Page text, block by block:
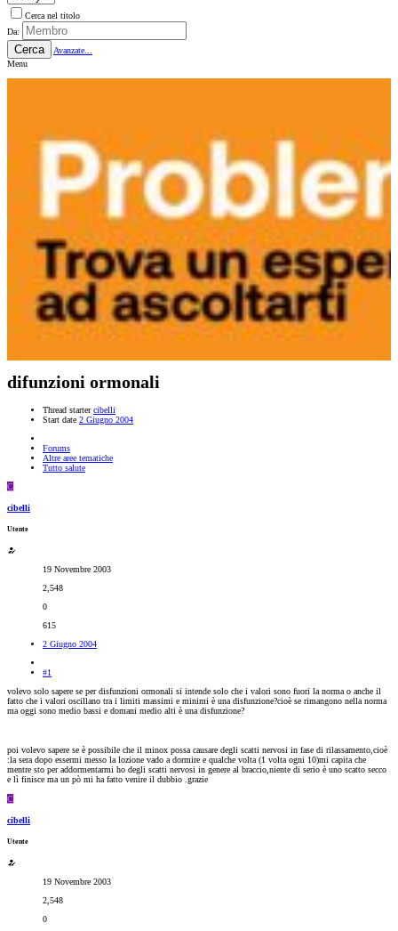
Cerca nel titolo
Da:
Cerca
Avanzate...
Menu
difunzioni ormonali
Thread starter cibelli
Start date 2 Giugno 2004
Forums
Altre aree tematiche
Tutto salute
C
cibelli
Utente
19 Novembre 2003
2,548
0
615
2 Giugno 2004
#1
volevo solo sapere se per disfunzioni ormonali si intende solo che i valori sono fuori la norma o anche il
fatto che i valori oscillano tra i limiti massimi e minimi è una disfunzione?cioè se rimangono nella norma
ma oggi sono medio bassi e domani medio alti è una disfunzione?
poi volevo sapere se è possibile che il minox possa causare degli scatti nervosi in fase di rilassamento,cioè
:la sera dopo essermi messo la lozione vado a dormire e qualche volta (1 volta ogni 10)mi capita che
mentre sto per addormentarmi ho degli scatti nervosi in genere al braccio,niente di serio è uno scatto secco
e lì finisce ma un pò mi ha fatto venire il dubbio .grazie
C
cibelli
Utente
19 Novembre 2003
2,548
0